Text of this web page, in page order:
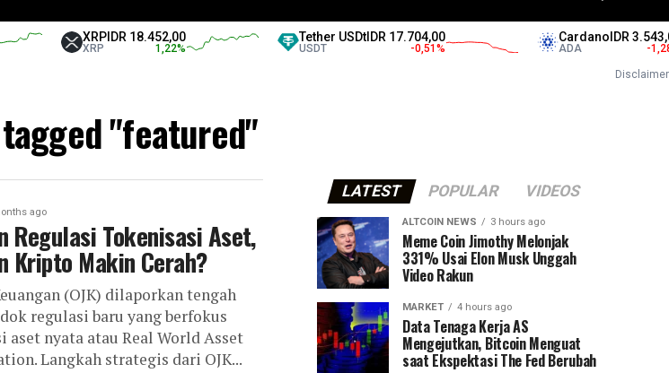
XRPIDR 18.452,00
1,22
Tether USDtIDR 17.704,00 CardanoIDR 3.543,00
ADA -1,28
Disclaimer
"featured"
ago
Regulasi Tokenisasi Aset,
Kripto Makin Cerah?
(OJK) dilaporkan tengah
regulasi baru yang berfokus
aset nyata atau Real World Asset
Langkah strategis dari OJK...
LATEST POPULAR VIDEOS
ALTCOIN NEWS 3 hours ago
Meme Coin Jimothy Melonjak
331% Usai Elon Musk Unggah
Video Rakun
MARKET 4 hours ago
Data Tenaga Kerja AS
Mengejutkan, Bitcoin Menguat
saat Ekspektasi The Fed Berubah